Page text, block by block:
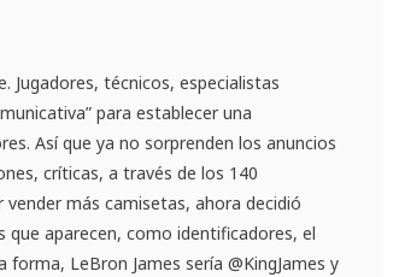
técnicos, especialistas
para establecer una
Así que ya no sorprenden los anuncios
críticas, a través de los 140
más camisetas, ahora decidió
que aparecen, como identificadores, el
LeBron James sería @KingJames y